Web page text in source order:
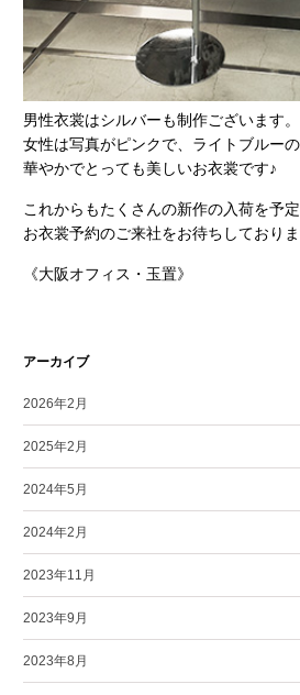
男性衣裳はシルバーも制作ございます。
女性は写真がピンクで、ライトブルーの
華やかでとっても美しいお衣裳です♪
これからもたくさんの新作の入荷を予
お衣裳予約のご来社をお待ちしておりま
《大阪オフィス・玉置》
アーカイブ
2026年2月
2025年2月
2024年5月
2024年2月
2023年11月
2023年9月
2023年8月